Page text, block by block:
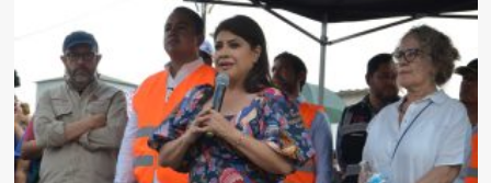
al
cartón
de
#Luy
#Monero
a
través